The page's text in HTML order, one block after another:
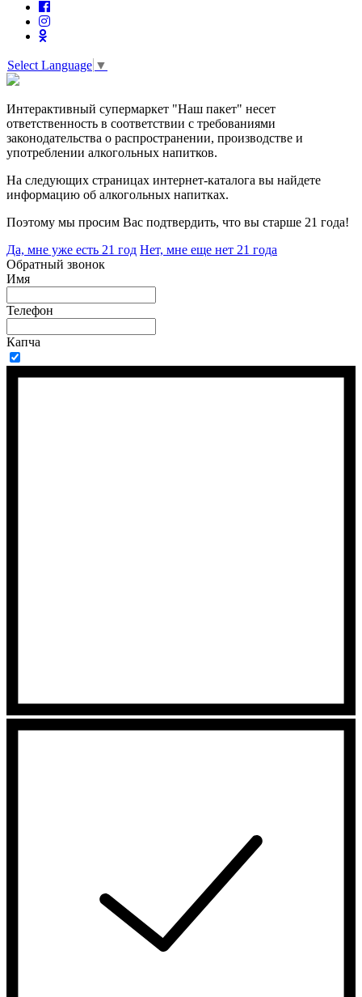
Select Language ▼
Интерактивный супермаркет "Наш пакет" несет
ответственность в соответствии с требованиями
законодательства о распространении, производстве и
употреблении алкогольных напитков.
На следующих страницах интернет-каталога вы найдете
информацию об алкогольных напитках.
Поэтому мы просим Вас подтвердить, что вы старше 21 года!
Да, мне уже есть 21 год Нет, мне еще нет 21 года
Обратный звонок
Имя
Телефон
Капча